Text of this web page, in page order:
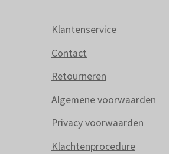
Klantenservice
Contact
Retourneren
Algemene voorwaarden
Privacy voorwaarden
Klachtenprocedure